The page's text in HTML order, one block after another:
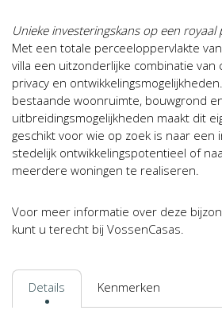
Unieke investeringskans op een royaal
Met een totale perceeloppervlakte
villa een uitzonderlijke combinatie
privacy en
bestaande woonruimte, bouwgrond
uitbreidingsmogelijkheden maakt dit
geschikt voor wie op zoek is naar een
stedelijk ontwikkelingspotentieel of
meerdere woningen te realiseren.
Voor meer informatie over deze
kunt u terecht bij VossenCasas.
Details Kenmerken